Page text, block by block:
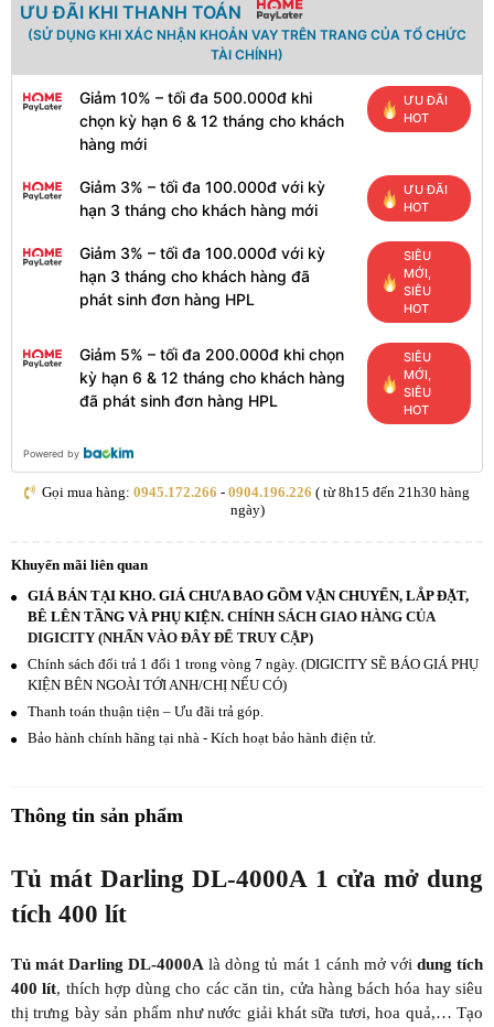
ƯU ĐÃI KHI THANH TOÁN
(SỬ DỤNG KHI XÁC NHẬN KHOẢN VAY TRÊN TRANG CỦA TỔ CHỨC
TÀI CHÍNH)
Giảm 10% – tối đa 500.000đ khi
chọn kỳ hạn 6 & 12 tháng cho khách
hàng mới
ƯU ĐÃI
HOT
Giảm 3% – tối đa 100.000đ với kỳ
hạn 3 tháng cho khách hàng mới
ƯU ĐÃI
HOT
Giảm 3% – tối đa 100.000đ với kỳ
hạn 3 tháng cho khách hàng đã
phát sinh đơn hàng HPL
SIÊU
MỚI,
SIÊU
HOT
Giảm 5% – tối đa 200.000đ khi chọn
kỳ hạn 6 & 12 tháng cho khách hàng
đã phát sinh đơn hàng HPL
SIÊU
MỚI,
SIÊU
HOT
Powered by
Gọi mua hàng: 0945.172.266 - 0904.196.226 ( từ 8h15 đến 21h30 hàng
ngày)
Khuyến mãi liên quan
GIÁ BÁN TẠI KHO. GIÁ CHƯA BAO GỒM VẬN CHUYỂN, LẮP ĐẶT,
BÊ LÊN TẦNG VÀ PHỤ KIỆN. CHÍNH SÁCH GIAO HÀNG CỦA
DIGICITY (NHẤN VÀO ĐÂY ĐỂ TRUY CẬP)
Chính sách đổi trả 1 đổi 1 trong vòng 7 ngày. (DIGICITY SẼ BÁO GIÁ PHỤ
KIỆN BÊN NGOÀI TỚI ANH/CHỊ NẾU CÓ)
Thanh toán thuận tiện – Ưu đãi trả góp.
Bảo hành chính hãng tại nhà - Kích hoạt bảo hành điện tử.
Thông tin sản phẩm
Tủ mát Darling DL-4000A 1 cửa mở dung
tích 400 lít
Tủ mát Darling DL-4000A là dòng tủ mát 1 cánh mở với dung tích
400 lít, thích hợp dùng cho các căn tin, cửa hàng bách hóa hay siêu
thị trưng bày sản phẩm như nước giải khát sữa tươi, hoa quả,… Tạo